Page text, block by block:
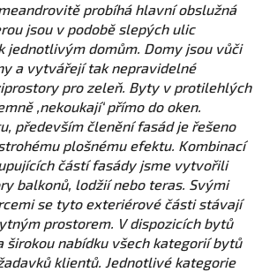
probíhá hlavní obslužná
jsou v podobě slepých ulic
jednotlivým domům. Domy jsou vůči
a vytvářejí tak nepravidelné
pro zeleň. Byty v protilehlých
,nekoukají‘ přímo do oken.
především členění fasád je řešeno
plošnému efektu. Kombinací
částí fasády jsme vytvořili
balkonů, lodžií nebo teras. Svými
se tyto exteriérové části stávají
prostorem. V dispozicích bytů
širokou nabídku všech kategorií bytů
klientů. Jednotlivé kategorie